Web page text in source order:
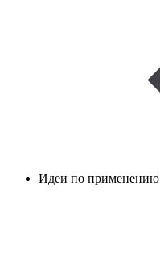
Идеи по применению